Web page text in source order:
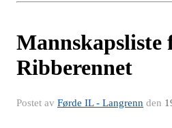
Mannskapsliste
Ribberennet
Postet av Førde IL - Langrenn den